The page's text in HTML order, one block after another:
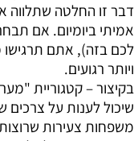
דבר זו החלטה שתלווה
אמיתי ביומיום. אם
לכם בזה), אתם תרגישו
ויותר רגועים.
בקיצור – קטגוריית
שיכול לענות על צרכים
משפחות צעירות